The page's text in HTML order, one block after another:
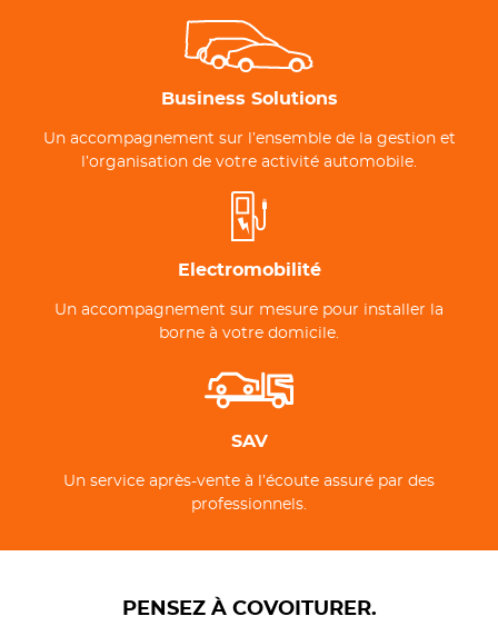
Business Solutions
Un accompagnement sur l’ensemble de la gestion et
l’organisation de votre activité automobile.
Electromobilité
Un accompagnement sur mesure pour installer la
borne à votre domicile.
SAV
Un service après-vente à l’écoute assuré par des
professionnels.
PENSEZ À COVOITURER.